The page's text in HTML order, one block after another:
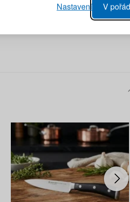
V
Nastavení
PŘIHLÁSIT